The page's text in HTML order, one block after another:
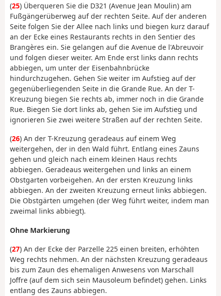
(25) Überqueren Sie die D321 (Avenue Jean Moulin) am
Fußgängerüberweg auf der rechten Seite. Auf der anderen
Seite folgen Sie der Allee nach links und biegen kurz darauf
an der Ecke eines Restaurants rechts in den Sentier des
Brangères ein. Sie gelangen auf die Avenue de l'Abreuvoir
und folgen dieser weiter. Am Ende erst links dann rechts
abbiegen, um unter der Eisenbahnbrücke
hindurchzugehen. Gehen Sie weiter im Aufstieg auf der
gegenüberliegenden Seite in die Grande Rue. An der T-
Kreuzung biegen Sie rechts ab, immer noch in die Grande
Rue. Biegen Sie dort links ab, gehen Sie im Aufstieg und
ignorieren Sie zwei weitere Straßen auf der rechten Seite.
(26) An der T-Kreuzung geradeaus auf einem Weg
weitergehen, der in den Wald führt. Entlang eines Zauns
gehen und gleich nach einem kleinen Haus rechts
abbiegen. Geradeaus weitergehen und links an einem
Obstgarten vorbeigehen. An der ersten Kreuzung links
abbiegen. An der zweiten Kreuzung erneut links abbiegen.
Die Obstgärten umgehen (der Weg führt weiter, indem man
zweimal links abbiegt).
Ohne Markierung
(27) An der Ecke der Parzelle 225 einen breiten, erhöhten
Weg rechts nehmen. An der nächsten Kreuzung geradeaus
bis zum Zaun des ehemaligen Anwesens von Marschall
Joffre (auf dem sich sein Mausoleum befindet) gehen. Links
entlang des Zauns abbiegen.